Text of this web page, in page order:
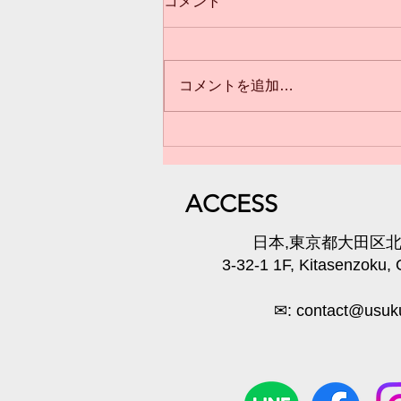
礼❣️
コメントを追加…
​ACCESS
日本,東京都大田区
3-32-1 1F, Kitasenzoku,
✉: